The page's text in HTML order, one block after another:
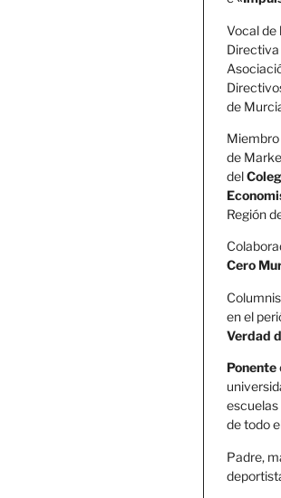
Vocal de
Directiva
de
Miembro
de
del
Región
Cero
en el
Verdad
Ponente
de todo
Padre,